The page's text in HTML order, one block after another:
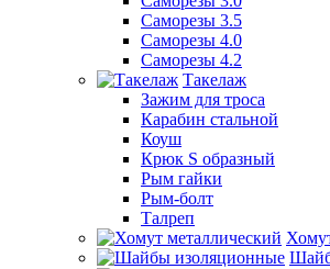
Саморезы 3.5
Саморезы 4.0
Саморезы 4.2
Такелаж
Зажим для троса
Карабин стальной
Коуш
Крюк S образный
Рым гайки
Рым-болт
Талреп